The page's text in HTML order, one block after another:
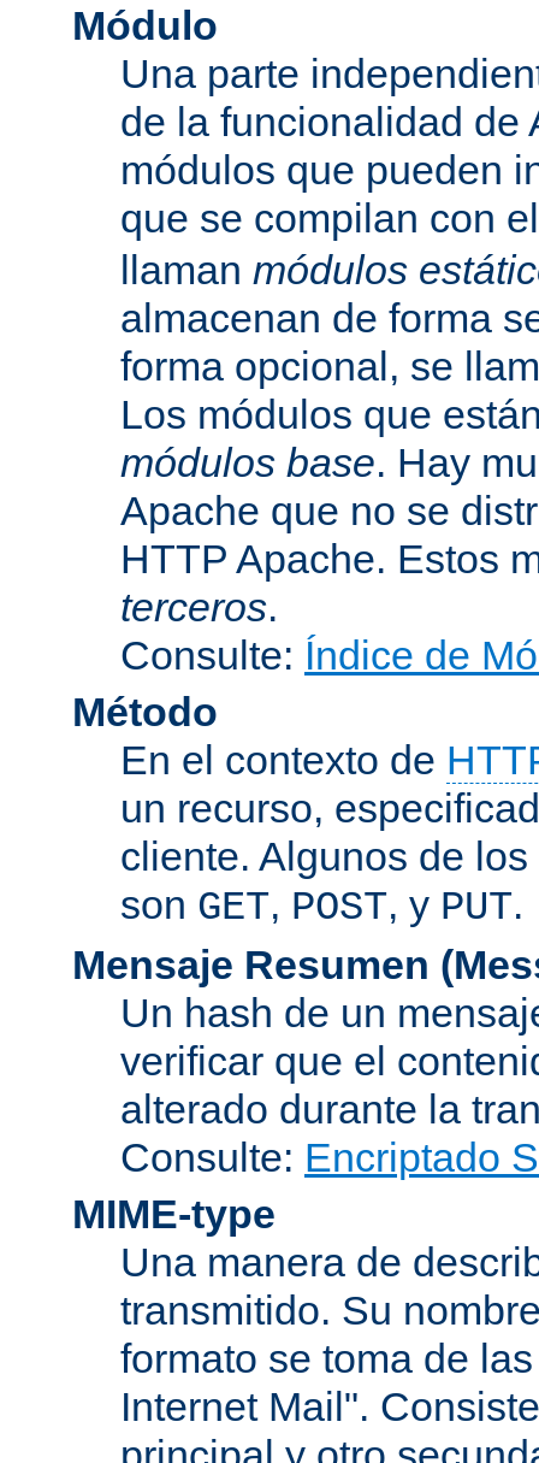
Módulo
Una parte
de la funcionalidad de
módulos que pueden
que se compilan con
llaman módulos
almacenan de forma
forma opcional, se
Los módulos que
módulos base. Hay
Apache que no se
HTTP Apache. Estos
terceros.
Consulte: Índice de
Método
En el contexto de
un recurso,
cliente. Algunos de
son GET, POST, y PUT.
Mensaje Resumen
Un hash de un
verificar que el
alterado durante la
Consulte: Encriptado
MIME-type
Una manera de
transmitido. Su
formato se toma de
Internet Mail".